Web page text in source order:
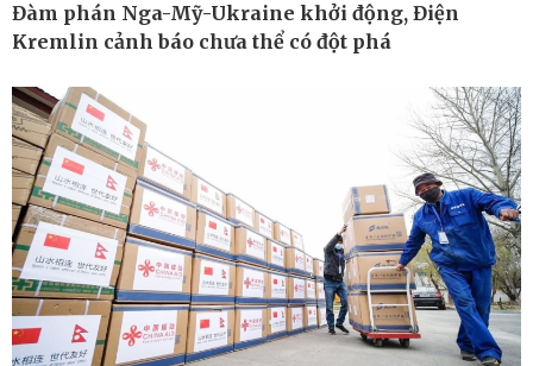
Công nghệ
Sành điệu
Sức khỏe
Dinh dưỡng - món ngon
Đàm phán Nga-Mỹ-Ukraine khởi động, Điện
Kremlin cảnh báo chưa thể có đột phá